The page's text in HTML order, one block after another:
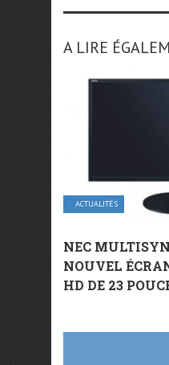
A LIRE
ACTUALITÉS
NEC
NOUVEL
HD DE 23